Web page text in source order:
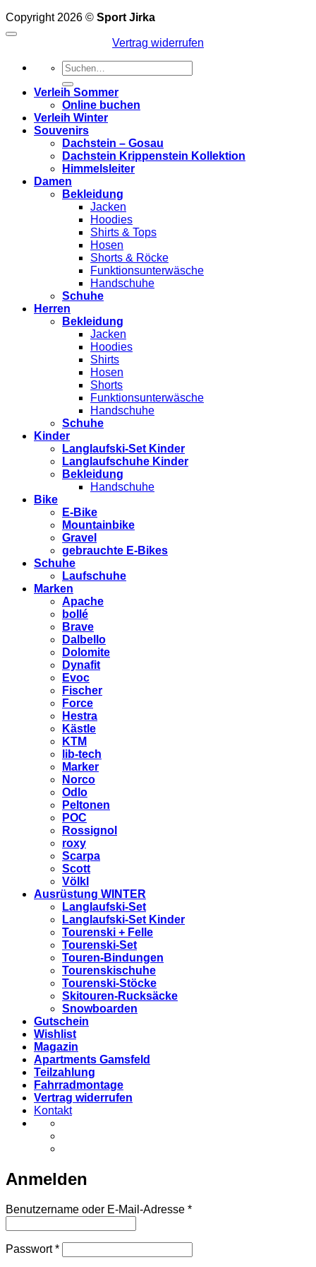
Copyright 2026 © Sport Jirka
Vertrag widerrufen
Suchen
nach:
Verleih Sommer
Online buchen
Verleih Winter
Souvenirs
Dachstein – Gosau
Dachstein Krippenstein Kollektion
Himmelsleiter
Damen
Bekleidung
Jacken
Hoodies
Shirts & Tops
Hosen
Shorts & Röcke
Funktionsunterwäsche
Handschuhe
Schuhe
Herren
Bekleidung
Jacken
Hoodies
Shirts
Hosen
Shorts
Funktionsunterwäsche
Handschuhe
Schuhe
Kinder
Langlaufski-Set Kinder
Langlaufschuhe Kinder
Bekleidung
Handschuhe
Bike
E-Bike
Mountainbike
Gravel
gebrauchte E-Bikes
Schuhe
Laufschuhe
Marken
Apache
bollé
Brave
Dalbello
Dolomite
Dynafit
Evoc
Fischer
Force
Hestra
Kästle
KTM
lib-tech
Marker
Norco
Odlo
Peltonen
POC
Rossignol
roxy
Scarpa
Scott
Völkl
Ausrüstung WINTER
Langlaufski-Set
Langlaufski-Set Kinder
Tourenski + Felle
Tourenski-Set
Touren-Bindungen
Tourenskischuhe
Tourenski-Stöcke
Skitouren-Rucksäcke
Snowboarden
Gutschein
Wishlist
Magazin
Apartments Gamsfeld
Teilzahlung
Fahrradmontage
Vertrag widerrufen
Kontakt
Anmelden
Benutzername oder E-Mail-Adresse *Erforderlich
Passwort*Erforderlich